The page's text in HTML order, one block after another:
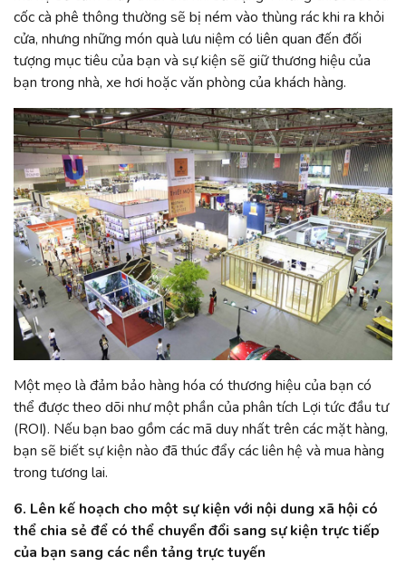
cốc cà phê thông thường sẽ bị ném vào thùng rác khi ra khỏi
cửa, nhưng những món quà lưu niệm có liên quan đến đối
tượng mục tiêu của bạn và sự kiện sẽ giữ thương hiệu của
bạn trong nhà, xe hơi hoặc văn phòng của khách hàng.
Một mẹo là đảm bảo hàng hóa có thương hiệu của bạn có
thể được theo dõi như một phần của phân tích Lợi tức đầu tư
(ROI). Nếu bạn bao gồm các mã duy nhất trên các mặt hàng,
bạn sẽ biết sự kiện nào đã thúc đẩy các liên hệ và mua hàng
trong tương lai.
6. Lên kế hoạch cho một sự kiện với nội dung xã hội có
thể chia sẻ để có thể chuyển đổi sang sự kiện trực tiếp
của bạn sang các nền tảng trực tuyến